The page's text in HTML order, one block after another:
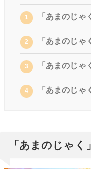
1 「あまのじゃ
2 「あまのじゃ
3 「あまのじゃ
4 「あまのじゃ
「あまのじゃ